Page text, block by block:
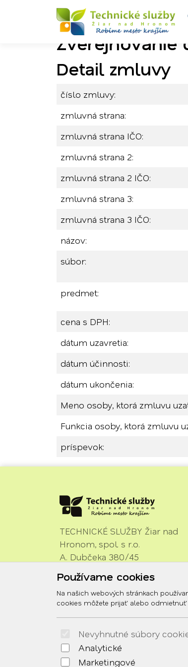
Preskočiť na obsah
Preskočiť na hlavné menuZverejňovanie
Detail zmluvy
číslo zmluvy:
zmluvná strana:
zmluvná strana IČO:
zmluvná strana 2:
zmluvná strana 2 IČO:
zmluvná strana 3:
zmluvná strana 3 IČO:
názov:
súbor:
predmet:
cena s DPH:
dátum uzavretia:
dátum účinnosti:
dátum ukončenia:
Meno osoby, ktorá zmluvu
Funkcia osoby, ktorá zmluvu
príspevok:
Používame cookies
Na našich webových stránkach
cookies môžete prijať alebo odmietnuť
Nevyhnutné súbory
Analytické
Marketingové
TECHNICKÉ SLUŽBY Žiar nad
Hronom, spol. s r.o.
A. Dubčeka 380/45
965 01 Žiar nad Hronom